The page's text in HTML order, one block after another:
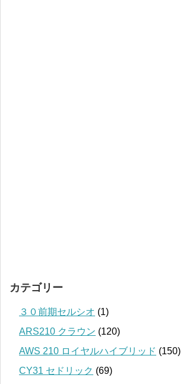
カテゴリー
３０前期セルシオ (1)
ARS210 クラウン (120)
AWS 210 ロイヤルハイブリッド (150)
CY31 セドリック (69)